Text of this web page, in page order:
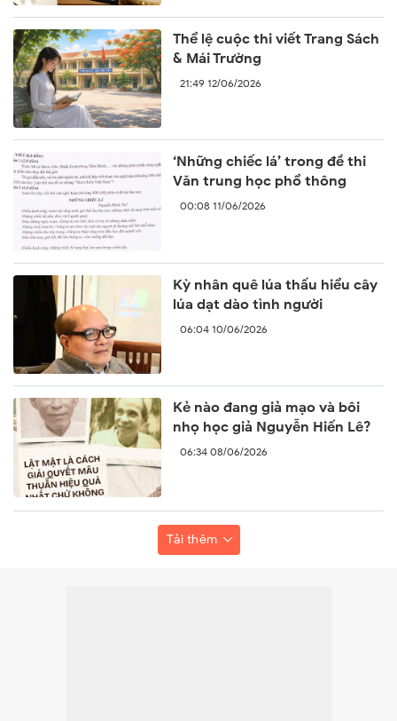
Thể lệ cuộc thi viết Trang Sách
& Mái Trường
21:49 12/06/2026
‘Những chiếc lá’ trong đề thi
Văn trung học phổ thông
00:08 11/06/2026
Kỳ nhân quê lúa thấu hiểu cây
lúa dạt dào tình người
06:04 10/06/2026
Kẻ nào đang giả mạo và bôi
nhọ học giả Nguyễn Hiến Lê?
06:34 08/06/2026
Tải thêm